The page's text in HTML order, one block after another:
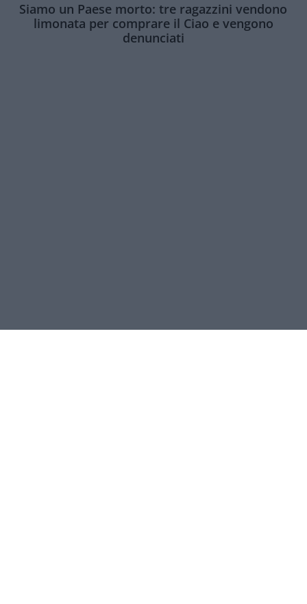
Siamo un Paese morto: tre ragazzini vendono
limonata per comprare il Ciao e vengono
denunciati